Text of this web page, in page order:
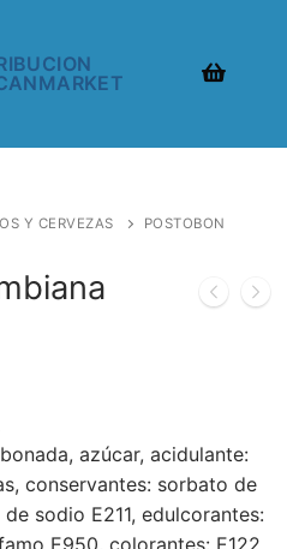
Y CERVEZAS
POSTOBON
azúcar, acidulante:
conservantes: sorbato de
sodio E211, edulcorantes: